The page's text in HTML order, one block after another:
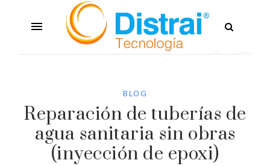
BLOG
Reparación de tuberías de
agua sanitaria sin obras
(inyección de epoxi)